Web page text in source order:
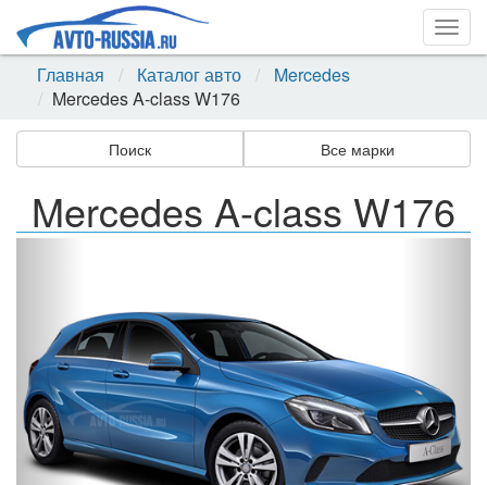
Главная
Каталог авто
Mercedes
Mercedes A-class W176
Поиск Все марки
Mercedes A-class W176